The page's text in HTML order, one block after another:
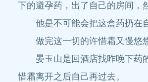
下的避孕药，出了自己的房间，
他是不可能会把这盒药扔在自
做完这一切的许惜霜又慢悠悠
晏玉山是回酒店找昨晚下药的
惜霜离开之后自己再过去。